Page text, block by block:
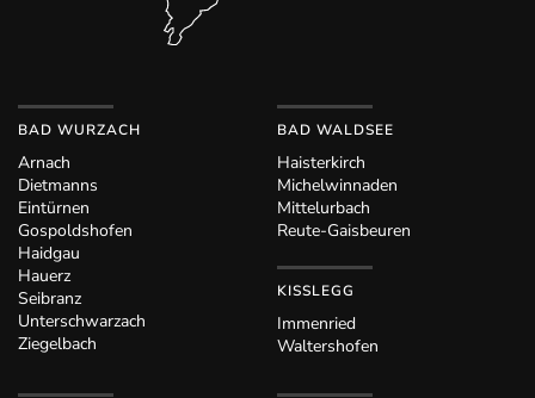
BAD WURZACH
Arnach
Dietmanns
Eintürnen
Gospoldshofen
Haidgau
Hauerz
Seibranz
Unterschwarzach
Ziegelbach
BAD WALDSEE
Haisterkirch
Michelwinnaden
Mittelurbach
Reute-Gaisbeuren
KISSLEGG
Immenried
Waltershofen